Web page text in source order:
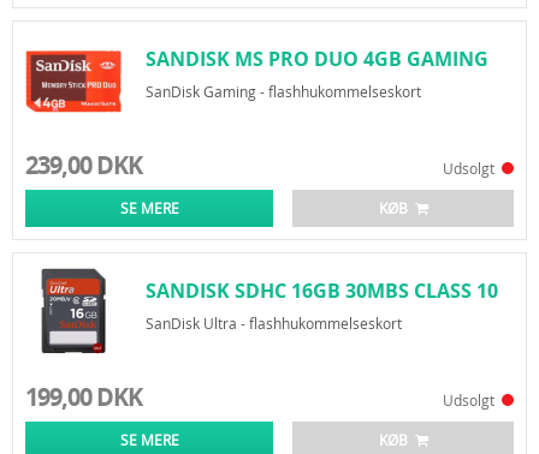
SANDISK MS PRO DUO 4GB GAMING
SanDisk Gaming - flashhukommelseskort
239,00 DKK Udsolgt
SE MERE KØB
SANDISK SDHC 16GB 30MBS CLASS 10
SanDisk Ultra - flashhukommelseskort
199,00 DKK Udsolgt
SE MERE KØB